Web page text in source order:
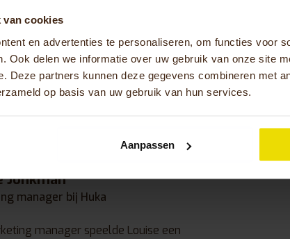
van cookies
en advertenties te personaliseren, om functies voor
Ook delen we informatie over uw gebruik van onze site
Deze partners kunnen deze gegevens combineren met
op basis van uw gebruik van hun services.
Aanpassen
Jonkman
manager bij Huka
manager speelde Louise een